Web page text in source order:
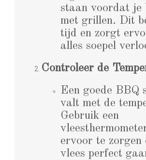
staan voordat je
met grillen. Dit
tijd en zorgt
alles soepel
Controleer de
Een goede BBQ
valt met de
Gebruik een
ervoor te zorgen
vlees perfect